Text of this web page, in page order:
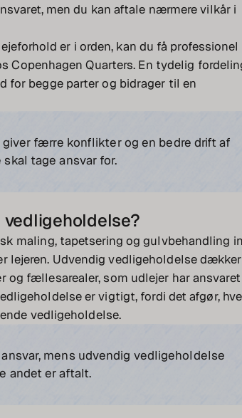
men du kan aftale nærmere vilkår i
er i orden, kan du få professionel
Copenhagen Quarters. En tydelig
for begge parter og bidrager til en
færre konflikter og en bedre drift af
tage ansvar for.
maling, tapetsering og gulvbehandling
lejeren. Udvendig vedligeholdelse dækker
fællesarealer, som udlejer har ansvaret
er vigtigt, fordi det afgør,
vedligeholdelse.
mens udvendig vedligeholdelse
andet er aftalt.